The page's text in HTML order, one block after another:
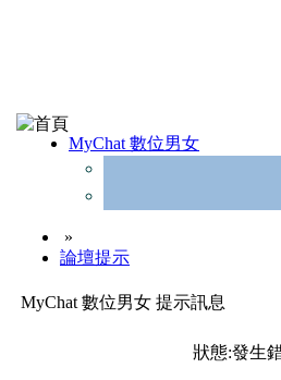
MyChat 數位男女
»
論壇提示
MyChat 數位男女 提示訊息
狀態:發生